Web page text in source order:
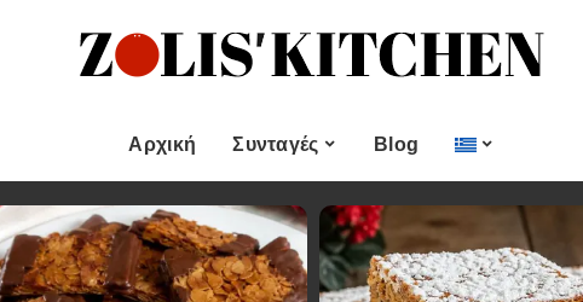
Αρχική Συνταγές
Κατηγορίες
Ορεκτικα & μεζεδες
Εποχιακές Συνταγές
Χριστουγεννιάτικες
Blog
και Επιδόρπιο
και Χυμοί
Εποχιακές Συνταγές
Συνταγές για Αγίου
Βαλεντίνου